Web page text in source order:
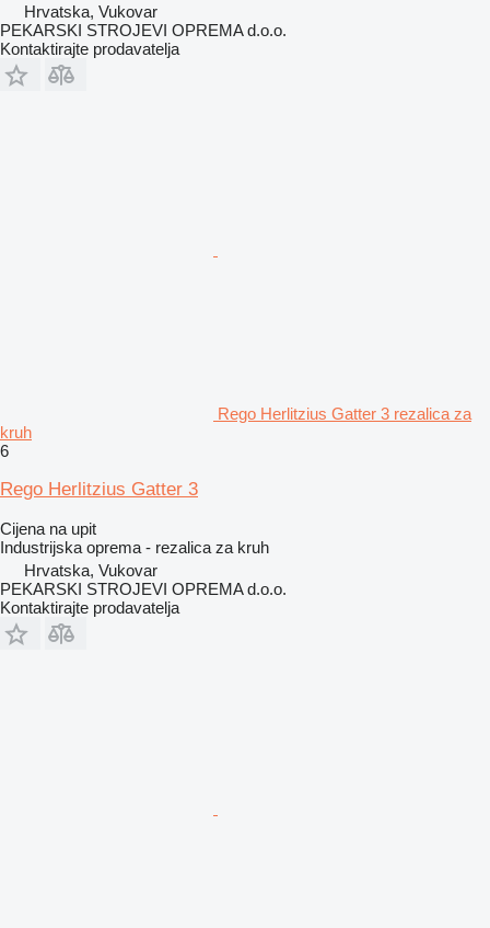
Hrvatska, Vukovar
PEKARSKI STROJEVI OPREMA d.o.o.
Kontaktirajte prodavatelja
Rego Herlitzius Gatter 3 rezalica za
kruh
6
Rego Herlitzius Gatter 3
Cijena na upit
Industrijska oprema - rezalica za kruh
Hrvatska, Vukovar
PEKARSKI STROJEVI OPREMA d.o.o.
Kontaktirajte prodavatelja